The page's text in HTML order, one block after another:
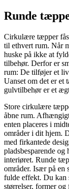
Runde
Cirkulære tæpper fås
til ethvert rum. Når
huske på ikke at
tilbehør. Derfor er
rum: De tilføjer et
Uanset om det er et
gulvtilbehør er et
Store cirkulære
åbne rum.
enten placeres i
områder i dit hjem.
med firkantede
pladsbesparende
interiøret. Runde
områder. Især på en
fulde effekt. Du
størrelser, former og